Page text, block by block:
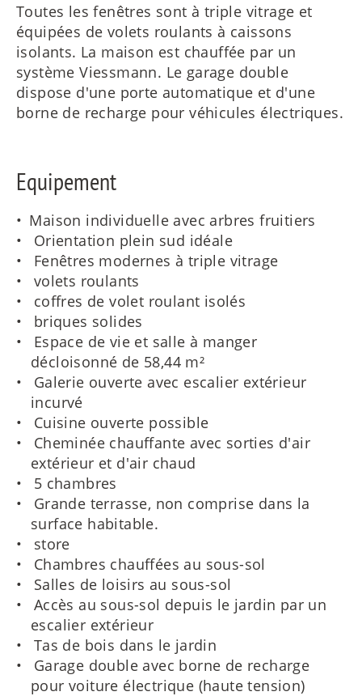
Toutes les fenêtres sont à triple vitrage et
équipées de volets roulants à caissons
isolants. La maison est chauffée par un
système Viessmann. Le garage double
dispose d'une porte automatique et d'une
borne de recharge pour véhicules électriques.
Equipement
Maison individuelle avec arbres fruitiers
Orientation plein sud idéale
Fenêtres modernes à triple vitrage
volets roulants
coffres de volet roulant isolés
briques solides
Espace de vie et salle à manger
décloisonné de 58,44 m²
Galerie ouverte avec escalier extérieur
incurvé
Cuisine ouverte possible
Cheminée chauffante avec sorties d'air
extérieur et d'air chaud
5 chambres
Grande terrasse, non comprise dans la
surface habitable.
store
Chambres chauffées au sous-sol
Salles de loisirs au sous-sol
Accès au sous-sol depuis le jardin par un
escalier extérieur
Tas de bois dans le jardin
Garage double avec borne de recharge
pour voiture électrique (haute tension)